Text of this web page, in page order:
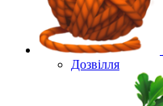
Дозвілля